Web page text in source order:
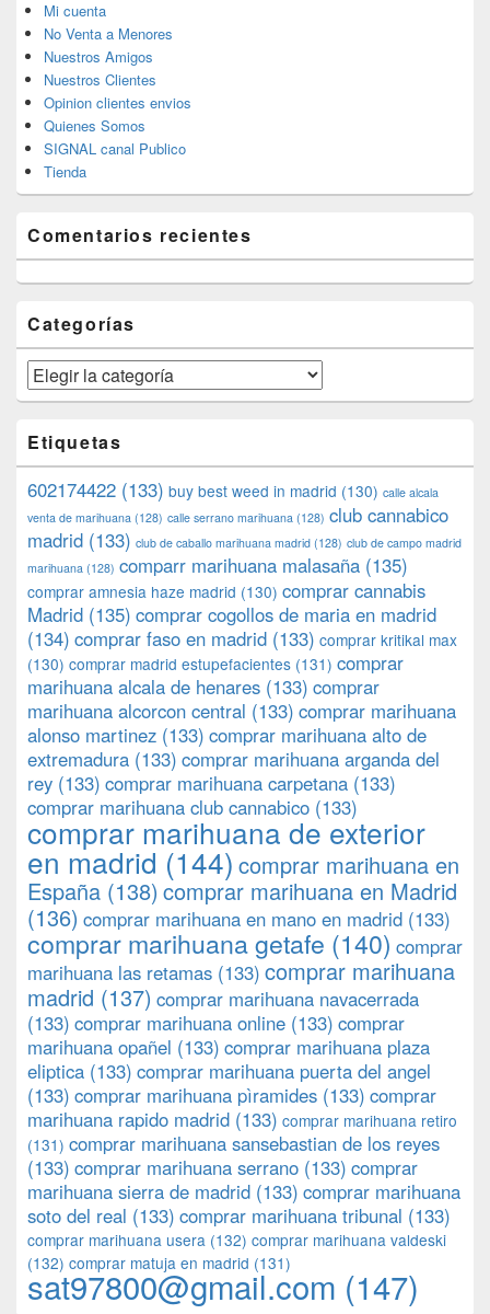
Mi cuenta
No Venta a Menores
Nuestros Amigos
Nuestros Clientes
Opinion clientes envios
Quienes Somos
SIGNAL canal Publico
Tienda
Comentarios recientes
Categorías
Categorías
Etiquetas
602174422 (133) buy best weed in madrid (130) calle alcala
venta de marihuana (128) calle serrano marihuana (128) club cannabico
madrid (133) club de caballo marihuana madrid (128) club de campo madrid
marihuana (128) comparr marihuana malasaña (135)
comprar amnesia haze madrid (130) comprar cannabis
Madrid (135) comprar cogollos de maria en madrid
(134) comprar faso en madrid (133) comprar kritikal max
(130) comprar madrid estupefacientes (131) comprar
marihuana alcala de henares (133) comprar
marihuana alcorcon central (133) comprar marihuana
alonso martinez (133) comprar marihuana alto de
extremadura (133) comprar marihuana arganda del
rey (133) comprar marihuana carpetana (133)
comprar marihuana club cannabico (133)
comprar marihuana de exterior
en madrid (144) comprar marihuana en
España (138) comprar marihuana en Madrid
(136) comprar marihuana en mano en madrid (133)
comprar marihuana getafe (140) comprar
marihuana las retamas (133) comprar marihuana
madrid (137) comprar marihuana navacerrada
(133) comprar marihuana online (133) comprar
marihuana opañel (133) comprar marihuana plaza
eliptica (133) comprar marihuana puerta del angel
(133) comprar marihuana pìramides (133) comprar
marihuana rapido madrid (133) comprar marihuana retiro
(131) comprar marihuana sansebastian de los reyes
(133) comprar marihuana serrano (133) comprar
marihuana sierra de madrid (133) comprar marihuana
soto del real (133) comprar marihuana tribunal (133)
comprar marihuana usera (132) comprar marihuana valdeski
(132) comprar matuja en madrid (131)
sat97800@gmail.com (147)